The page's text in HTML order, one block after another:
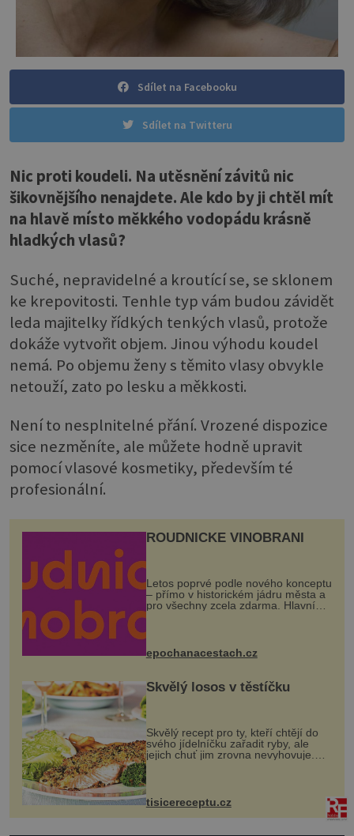
Sdílet na Facebooku
Sdílet na Twitteru
Nic proti koudeli. Na utěsnění závitů nic
šikovnějšího nenajdete. Ale kdo by ji chtěl mít
na hlavě místo měkkého vodopádu krásně
hladkých vlasů?
Suché, nepravidelné a kroutící se, se sklonem
ke krepovitosti. Tenhle typ vám budou závidět
leda majitelky řídkých tenkých vlasů, protože
dokáže vytvořit objem. Jinou výhodu koudel
nemá. Po objemu ženy s těmito vlasy obvykle
netouží, zato po lesku a měkkosti.
Není to nesplnitelné přání. Vrozené dispozice
sice nezměníte, ale můžete hodně upravit
pomocí vlasové kosmetiky, především té
profesionální.
ROUDNICKÉ VINOBRANÍ
Letos poprvé podle nového konceptu
– přímo v historickém jádru města a
pro všechny zcela zdarma. Hlavní
program se odehraje na Karlově a
mohou těšit na víno, burčák, pes...
epochanacestach.cz
Skvělý losos v těstíčku
Skvělý recept pro ty, kteří chtějí do
svého jídelníčku zařadit ryby, ale
jejich chuť jim zrovna nevyhovuje.
Losos je samozřejmě taky ryba, ale v
tomto případě si na to nikdo ani
nevzpomene. Ingredienc...
tisicereceptu.cz